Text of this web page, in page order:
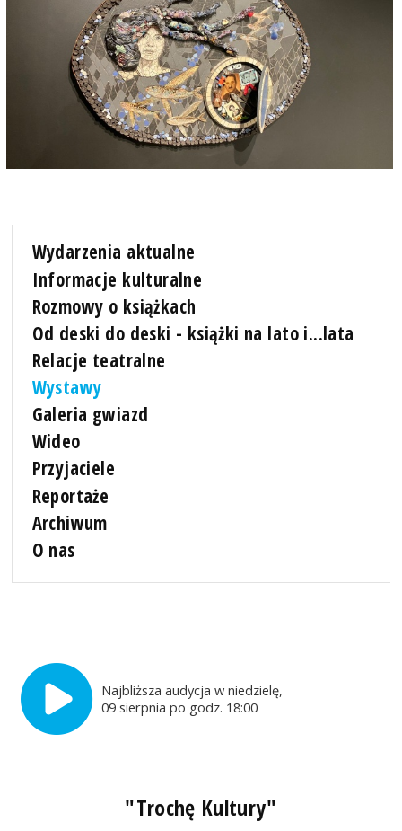
Wydarzenia aktualne
Informacje kulturalne
Rozmowy o książkach
Od deski do deski - książki na lato i...lata
Relacje teatralne
Wystawy
Galeria gwiazd
Wideo
Przyjaciele
Reportaże
Archiwum
O nas
Najbliższa audycja w niedzielę,
09 sierpnia po godz. 18:00
"Trochę Kultury"